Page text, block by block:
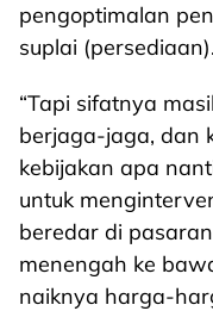
pengoptimalan
suplai (persediaan).
“Tapi sifatnya
berjaga-jaga, dan
kebijakan apa
untuk
beredar di
menengah ke
naiknya harga-